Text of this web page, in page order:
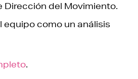
Dirección del Movimiento.
equipo como un análisis
.